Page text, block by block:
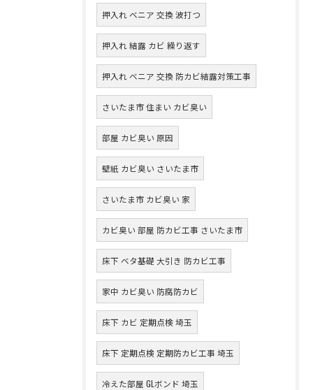
押入れ ベニア 交換 波打つ
押入れ 結露 カビ 繰り返す
押入れ ベニア 交換 防カビ結露対策工事
さいたま市 住まい カビ臭い
部屋 カビ臭い 原因
壁紙 カビ臭い さいたま市
さいたま市 カビ臭い 家
カビ臭い 部屋 防カビ工事 さいたま市
床下 ベタ基礎 大引き 防カビ工事
家中 カビ臭い 防腐防カビ
床下 カビ 定期点検 埼玉
床下 定期点検 定期防カビ工事 埼玉
冷えた部屋 GLボンド 埼玉